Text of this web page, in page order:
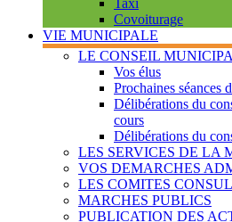
Taxi
Covoiturage
VIE MUNICIPALE
LE CONSEIL
Vos élus
Prochaines séances
Délibérations du
cours
Délibérations du
LES SERVICES DE LA
VOS DEMARCHES
LES COMITES
MARCHES PUBLICS
PUBLICATION DES